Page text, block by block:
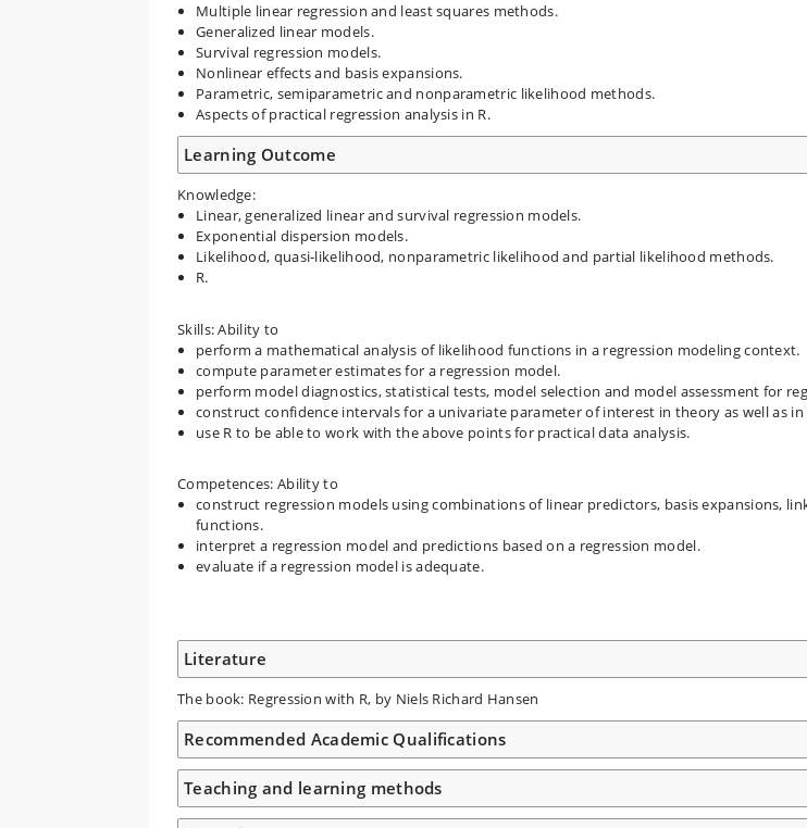
Multiple linear regression and least squares methods.
Generalized linear models.
Survival regression models.
Nonlinear effects and basis expansions.
Parametric, semiparametric and nonparametric likelihood methods.
Aspects of practical regression analysis in R.
Learning Outcome
Knowledge:
Linear, generalized linear and survival regression models.
Exponential dispersion models.
Likelihood, quasi-likelihood, nonparametric likelihood and partial likelihood methods.
R.
Skills: Ability to
perform a mathematical analysis of likelihood functions in a regression modeling context.
compute parameter estimates for a regression model.
perform model diagnostics, statistical tests, model selection and model assessment for
construct confidence intervals for a univariate parameter of interest in theory as well as in
use R to be able to work with the above points for practical data analysis.
Competences: Ability to
construct regression models using combinations of linear predictors, basis expansions,
functions.
interpret a regression model and predictions based on a regression model.
evaluate if a regression model is adequate.
Literature
The book: Regression with R, by Niels Richard Hansen
Recommended Academic Qualifications
Teaching and learning methods